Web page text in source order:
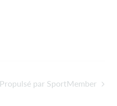
Propulsé par SportMember